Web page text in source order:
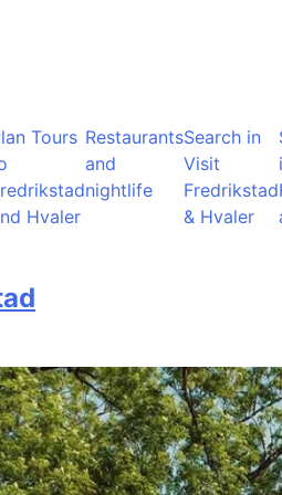
Tours
Hvaler
Restaurants
and
nightlife
Search in
Visit
Fredrikstad
& Hvaler